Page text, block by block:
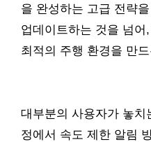
을 완성하는 고급 전략
업데이트하는 것을 넘어
최적의 주행 환경을 만
대부분의 사용자가 놓치
정에서 속도 제한 알림